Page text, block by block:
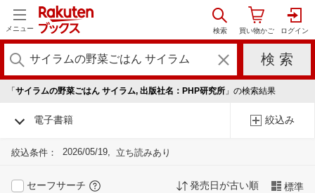
メニュー
「 サイラムの野菜ごはん サイラム, 出版社名：PHP研究所 」の検索結果
電子書籍 絞込み
絞込条件： 2026/05/19 立ち読みあり
セーフサーチ 発売日が古い順 標準